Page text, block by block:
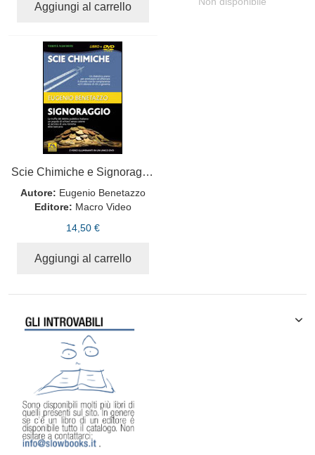
Aggiungi al carrello
Scie Chimiche e Signoraggio. Con DVD
Autore: Eugenio Benetazzo
Editore: Macro Video
14,50 €
Aggiungi al carrello